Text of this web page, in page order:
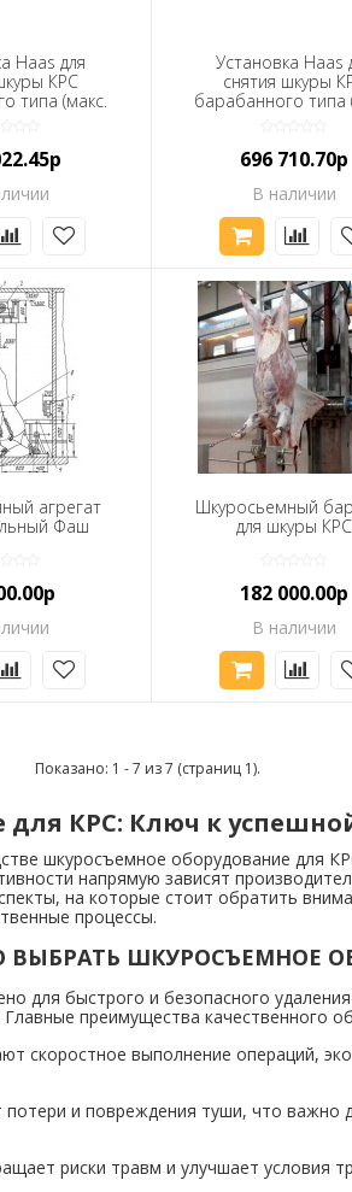
Haas для
КРС
типа (макс.
с КРС,
и овец,
– мотор
с
пультом)
Установка Haas
снятия шкуры
барабанного типа
снятия шкуры с
лошадей, телят и
привод 2,2 кВт –
редуктор,
подвесным
Оцинкованная
696 710.70р
В наличии
агрегат
Фаш
Шкуросьемный
для шкуры КРС
182 000.00р
В наличии
Показано: 1 - 7 из 7 (страниц 1).
КРС: Ключ к
шкуросъемное оборудование для
напрямую зависят
на которые стоит обратить
процессы.
ШКУРОСЪЕМНОЕ
для быстрого и безопасного
преимущества качественного
скоростное выполнение операций,
и повреждения туши, что важно
риски травм и улучшает условия